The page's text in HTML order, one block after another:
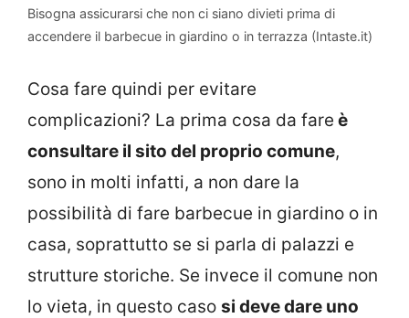
Bisogna assicurarsi che non ci siano divieti prima di
accendere il barbecue in giardino o in terrazza (Intaste.it)
Cosa fare quindi per evitare
complicazioni? La prima cosa da fare è
consultare il sito del proprio comune,
sono in molti infatti, a non dare la
possibilità di fare barbecue in giardino o in
casa, soprattutto se si parla di palazzi e
strutture storiche. Se invece il comune non
lo vieta, in questo caso si deve dare uno